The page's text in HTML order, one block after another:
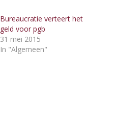
Bureaucratie verteert het
geld voor pgb
31 mei 2015
In "Algemeen"